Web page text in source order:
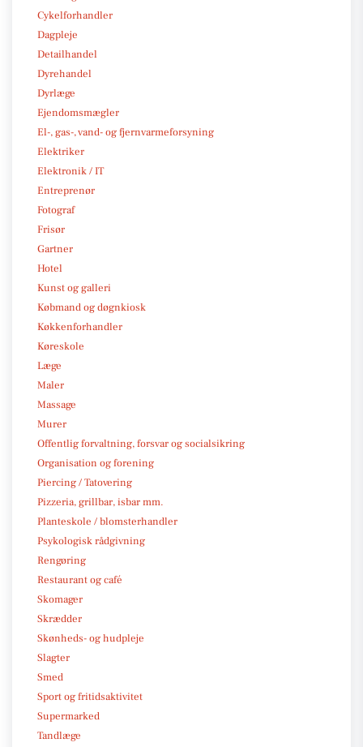
Cykelforhandler
Dagpleje
Detailhandel
Dyrehandel
Dyrlæge
Ejendomsmægler
El-, gas-, vand- og fjernvarmeforsyning
Elektriker
Elektronik / IT
Entreprenør
Fotograf
Frisør
Gartner
Hotel
Kunst og galleri
Købmand og døgnkiosk
Køkkenforhandler
Køreskole
Læge
Maler
Massage
Murer
Offentlig forvaltning, forsvar og socialsikring
Organisation og forening
Piercing / Tatovering
Pizzeria, grillbar, isbar mm.
Planteskole / blomsterhandler
Psykologisk rådgivning
Rengøring
Restaurant og café
Skomager
Skrædder
Skønheds- og hudpleje
Slagter
Smed
Sport og fritidsaktivitet
Supermarked
Tandlæge